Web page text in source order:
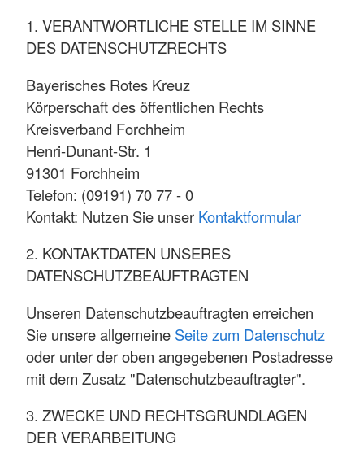
1. VERANTWORTLICHE STELLE IM SINNE
DES DATENSCHUTZRECHTS
Bayerisches Rotes Kreuz
Körperschaft des öffentlichen Rechts
Kreisverband Forchheim
Henri-Dunant-Str. 1
91301 Forchheim
Telefon: (09191) 70 77 - 0
Kontakt: Nutzen Sie unser Kontaktformular
2. KONTAKTDATEN UNSERES
DATENSCHUTZBEAUFTRAGTEN
Unseren Datenschutzbeauftragten erreichen
Sie unsere allgemeine Seite zum Datenschutz
oder unter der oben angegebenen Postadresse
mit dem Zusatz "Datenschutzbeauftragter".
3. ZWECKE UND RECHTSGRUNDLAGEN
DER VERARBEITUNG